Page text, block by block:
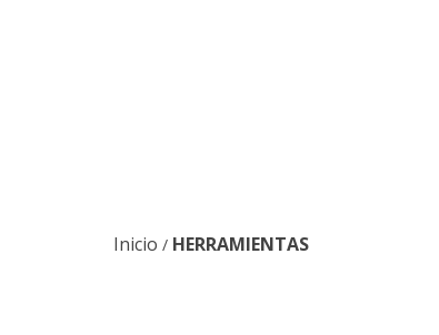
Inicio / HERRAMIENTAS